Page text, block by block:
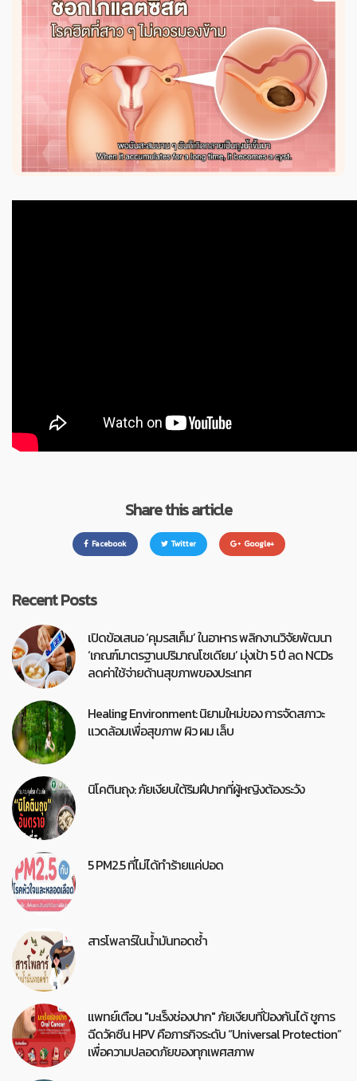
Share this article
Facebook Twitter Google+
Recent Posts
เปิดข้อเสนอ ‘คุมรสเค็ม’ ในอาหาร พลิกงานวิจัยพัฒนา
‘เกณฑ์มาตรฐานปริมาณโซเดียม’ มุ่งเป้า 5 ปี ลด NCDs
ลดค่าใช้จ่ายด้านสุขภาพของประเทศ
Healing Environment: นิยามใหม่ของ การจัดสภาวะ
แวดล้อมเพื่อสุขภาพ ผิว ผม เล็บ
นิโคตินถุง: ภัยเงียบใต้ริมฝีปากที่ผู้หญิงต้องระวัง
5 PM2.5 ที่ไม่ได้ทำร้ายแค่ปอด
สารโพลาร์ในน้ำมันทอดซ้ำ
แพทย์เตือน "มะเร็งช่องปาก" ภัยเงียบที่ป้องกันได้ ชูการ
ฉีดวัคซีน HPV คือภารกิจระดับ “Universal Protection”
เพื่อความปลอดภัยของทุกเพศสภาพ